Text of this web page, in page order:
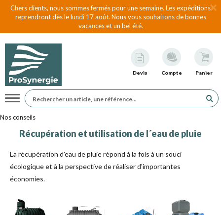
Chers clients, nous sommes fermés pour une semaine. Les expéditions
reprendront dès le lundi 17 août. Nous vous souhaitons de bonnes
vacances et un bel été.
Devis Compte Panier
Navigation
Nos conseils
Récupération et utilisation de l´eau de pluie
La récupération d'eau de pluie répond à la fois à un souci
écologique et à la perspective de réaliser d'importantes
économies.